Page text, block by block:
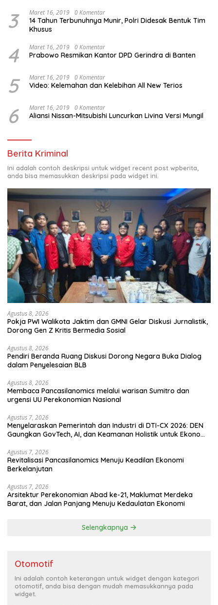
3 Maret 16, 2019 0 Komentar
14 Tahun Terbunuhnya Munir, Polri Didesak Bentuk Tim
Khusus
4 Maret 16, 2019 0 Komentar
Prabowo Resmikan Kantor DPD Gerindra di Banten
5 Maret 16, 2019 0 Komentar
Video: Kelemahan dan Kelebihan All New Terios
6 Maret 16, 2019 0 Komentar
Aliansi Nissan-Mitsubishi Luncurkan Livina Versi Mungil
Berita Kriminal
Ini adalah contoh deskripsi untuk widget recent post wpberita,
anda bisa memasukkan deskripsi pada widget ini.
Agustus 8, 2026
Pokja PWI Walikota Jaktim dan GMNI Gelar Diskusi Jurnalistik,
Dorong Gen Z Kritis Bermedia Sosial
Agustus 8, 2026
Pendiri Beranda Ruang Diskusi Dorong Negara Buka Dialog
dalam Penyelesaian BLB
Agustus 8, 2026
Membaca Pancasilanomics melalui warisan Sumitro dan
urgensi UU Perekonomian Nasional
Agustus 7, 2026
Menyelaraskan Pemerintah dan Industri di DTI-CX 2026: DEN
Gaungkan GovTech, AI, dan Keamanan Holistik untuk Ekonomi
Agustus 7, 2026
Revitalisasi Pancasilanomics Menuju Keadilan Ekonomi
Berkelanjutan
Agustus 7, 2026
Arsitektur Perekonomian Abad ke-21, Maklumat Merdeka
Barat, dan Jalan Panjang Menuju Kedaulatan Ekonomi
Selengkapnya
Otomotif
Ini adalah contoh keterangan untuk widget dengan kategori
otomotif, anda bisa dengan mudah memasukkannya pada
widget.